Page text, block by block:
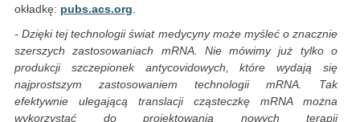
okładkę: pubs.acs.org.
- Dzięki tej technologii świat medycyny może myśleć o znacznie
szerszych zastosowaniach mRNA. Nie mówimy już tylko o
produkcji szczepionek antycovidowych, które wydają się
najprostszym zastosowaniem technologii mRNA. Tak
efektywnie ulegającą translacji cząsteczkę mRNA można
wykorzystać do projektowania nowych terapii